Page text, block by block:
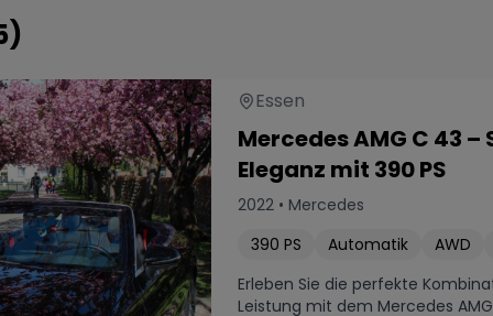
)
Essen
Mercedes AMG C 43
Eleganz mit 390 PS
2022 • Mercedes
390 PS Automatik AWD
Erleben Sie die perfekte
Leistung mit dem Mercedes